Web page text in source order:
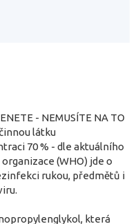
- NEMUSÍTE NA TO
látku
70 % - dle aktuálního
(WHO) jde o
rukou, předmětů i
která